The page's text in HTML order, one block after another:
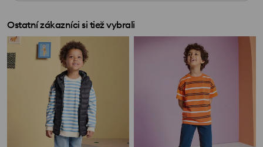
Ostatní zákazníci si tiež vybrali